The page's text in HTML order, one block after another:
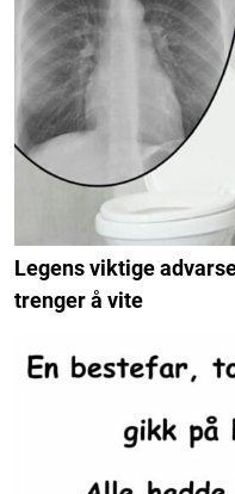
Legens viktige
trenger å vite